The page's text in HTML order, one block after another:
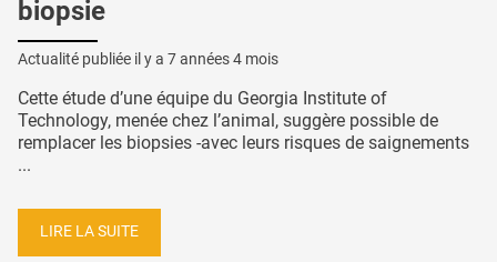
biopsie
Actualité publiée il y a 7 années 4 mois
Cette étude d’une équipe du Georgia Institute of
Technology, menée chez l’animal, suggère possible de
remplacer les biopsies -avec leurs risques de saignements
...
LIRE LA SUITE